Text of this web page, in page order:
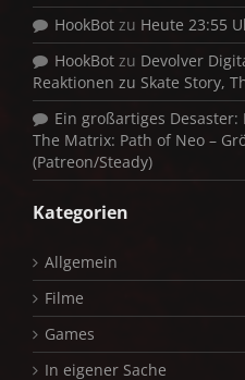
HookBot zu Heute 23:55
HookBot zu Devolver
Reaktionen zu Skate Story,
Ein großartiges
The Matrix: Path of Neo –
(Patreon/Steady)
Kategorien
Allgemein
Filme
Games
In eigener Sache